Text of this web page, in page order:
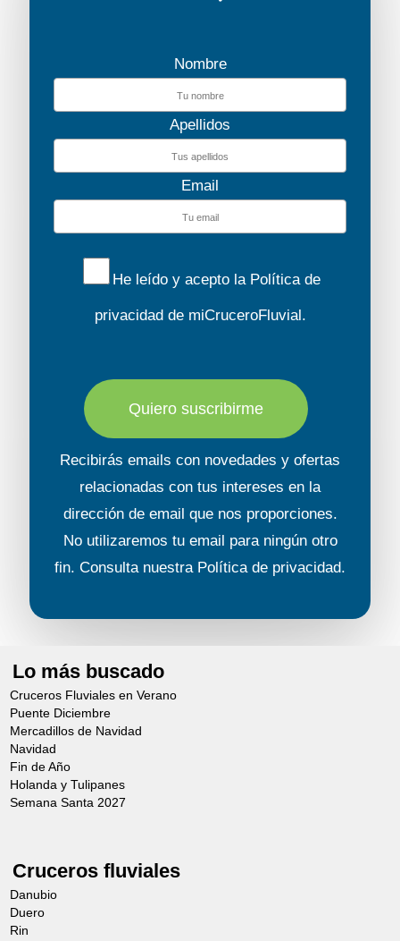
Nombre
Apellidos
Email
He leído y acepto la Política de
privacidadde miCruceroFluvial.
Quiero suscribirme
Recibirás emails con novedades y ofertas
relacionadas con tus intereses en la
dirección de email que nos proporciones.
No utilizaremos tu email para ningún otro
fin. Consulta nuestra Política de privacidad.
Lo más buscado
Cruceros Fluviales en Verano
Puente Diciembre
Mercadillos de Navidad
Navidad
Fin de Año
Holanda y Tulipanes
Semana Santa 2027
Cruceros fluviales
Danubio
Duero
Rin